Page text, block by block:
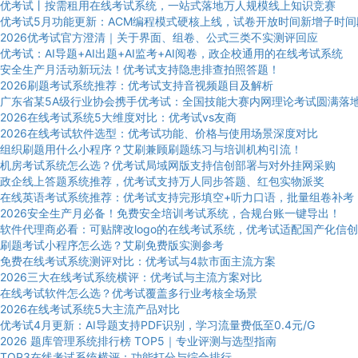
优考试丨按需租用在线考试系统，一站式落地万人规模线上知识竞赛
优考试5月功能更新：ACM编程模式硬核上线，试卷开放时间新增子时
2026优考试官方澄清｜关于界面、组卷、公式三类不实测评回应
优考试：AI导题+AI出题+AI监考+AI阅卷，政企校通用的在线考试系统
安全生产月活动新玩法！优考试支持隐患排查拍照答题！
2026刷题考试系统推荐：优考试支持音视频题目及解析
广东省某5A级行业协会携手优考试：全国技能大赛内网理论考试圆满落
2026在线考试系统5大维度对比：优考试vs友商
2026在线考试软件选型：优考试功能、价格与使用场景深度对比
组织刷题用什么小程序？艾刷兼顾刷题练习与培训机构引流！
机房考试系统怎么选？优考试局域网版支持信创部署与对外挂网采购
政企线上答题系统推荐，优考试支持万人同步答题、红包实物派奖
在线英语考试系统推荐：优考试支持完形填空+听力口语，批量组卷补考
2026安全生产月必备！免费安全培训考试系统，合规台账一键导出！
软件代理商必看：可贴牌改logo的在线考试系统，优考试适配国产化信创
刷题考试小程序怎么选？艾刷免费版实测参考
免费在线考试系统测评对比：优考试与4款市面主流方案
2026三大在线考试系统横评：优考试与主流方案对比
在线考试软件怎么选？优考试覆盖多行业考核全场景
2026在线考试系统5大主流产品对比
优考试4月更新：AI导题支持PDF识别，学习流量费低至0.4元/G
2026 题库管理系统排行榜 TOP5｜专业评测与选型指南